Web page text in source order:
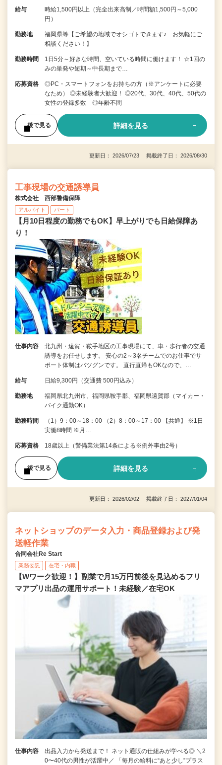
給与
時給1,500円以上（完全出来高制／時間額1,500円～5,000
円）
勤務地
福岡県等【ご希望の地域でオシゴトできます♪ お気軽にご
相談ください！】
勤務時間
1日5分～好きな時間、空いている時間に働けます！ ☆1回の
みの単発や短期～中長期まで…
応募資格
◎PC・スマートフォンをお持ちの方（※アンケートに必要
なため） ◎未経験者大歓迎！ ◎20代、30代、40代、50代の
女性の登録多数 ◎年齢不問
後で見る 詳細を見る
更新日： 2026/07/23 掲載終了日： 2026/08/30
工事現場の交通誘導員
株式会社 西部警備保障
アルバイト パート
【月10日程度の勤務でもOK】早上がりでも日給保障あ
り！
仕事内容
北九州・遠賀・鞍手地区の工事現場にて、車・歩行者の交通
誘導をお任せします。 安心の2～3名チームでのお仕事でサ
ポート体制はバツグンです。 直行直帰もOKなので、…
給与 日給9,300円（交通費 500円込み）
勤務地
福岡県北九州市、福岡県鞍手郡、福岡県遠賀郡（マイカー・
バイク通勤OK）
勤務時間
（1）9：00～18：00 （2）8：00～17：00 【共通】 ※1日
実働8時間 ※月…
応募資格 18歳以上（警備業法第14条による※例外事由2号）
後で見る 詳細を見る
更新日： 2026/02/02 掲載終了日： 2027/01/04
ネットショップのデータ入力・商品登録および発
送軽作業
合同会社Re Start
業務委託 在宅・内職
【Wワーク歓迎！】副業で月15万円前後を見込めるフリ
マアプリ出品の運用サポート！未経験／在宅OK
仕事内容
出品入力から発送まで！ ネット通販の仕組みが学べる◎ ＼2
0〜40代の男性が活躍中／ 「毎月の給料に“あと少し”プラス